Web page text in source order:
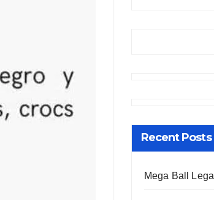
Recent Posts
Mega Ball Legal